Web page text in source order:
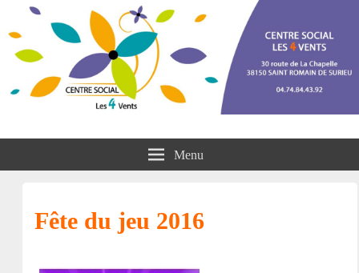
Centre social les 4 vents
Menu
Fête du jeu 2016